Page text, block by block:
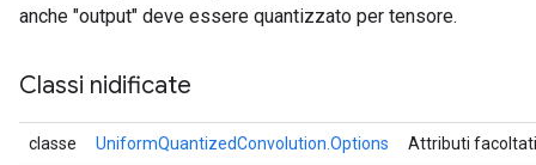
anche "output" deve essere quantizzato per tensore.
Classi nidificate
classe UniformQuantizedConvolution.Options Attributi